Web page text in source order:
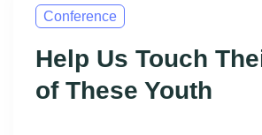
Conference
Help Us Touch
of These Youth